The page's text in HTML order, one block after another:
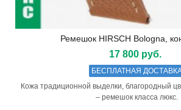
Ремешок HIRSCH Bologna,
17 800 руб.
БЕСПЛАТНАЯ
Кожа традиционной выделки, благородный
– ремешок класса люкс.